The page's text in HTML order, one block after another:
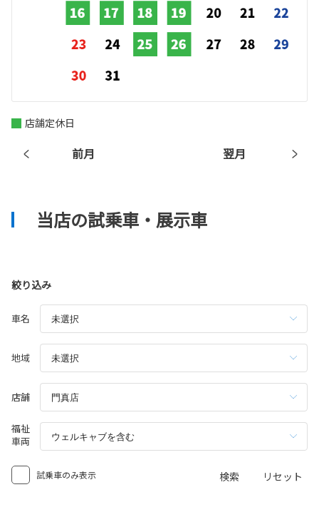
前月 翌月
店舗定休日
当店の試乗車・展示車
絞り込み
車名
地域
店舗
福祉
車両
試乗車のみ表示 検索 リセット